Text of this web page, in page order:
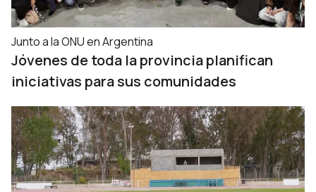
Junto a la ONU en Argentina
Jóvenes de toda la provincia planifican
iniciativas para sus comunidades